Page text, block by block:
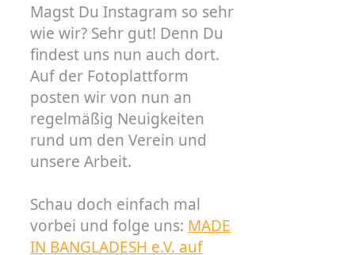
Magst Du Instagram so sehr
wie wir? Sehr gut! Denn Du
findest uns nun auch dort.
Auf der Fotoplattform
posten wir von nun an
regelmäßig Neuigkeiten
rund um den Verein und
unsere Arbeit.
Schau doch einfach mal
vorbei und folge uns: MADE
IN BANGLADESH e.V. auf